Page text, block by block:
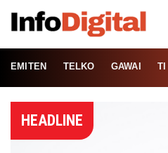
EMITEN TELKO GAWAI TI
HEADLINE